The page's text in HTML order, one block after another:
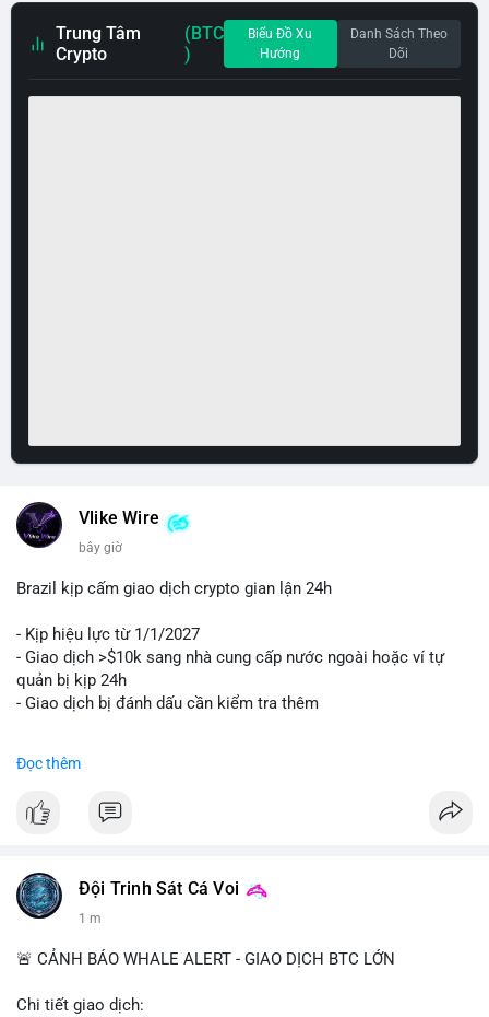
Trung Tâm
Crypto
(BTC
)
Biểu Đồ Xu
Hướng
Danh Sách Theo
Dõi
Vlike Wire
bây giờ
Brazil kịp cấm giao dịch crypto gian lận 24h
- Kịp hiệu lực từ 1/1/2027
- Giao dịch >$10k sang nhà cung cấp nước ngoài hoặc ví tự
quản bị kịp 24h
- Giao dịch bị đánh dấu cần kiểm tra thêm
📰 Nguồn: Cointelegraph
Đọc thêm
Đội Trinh Sát Cá Voi
2 m
🚨 CẢNH BÁO WHALE ALERT - GIAO DỊCH BTC LỚN
Chi tiết giao dịch: